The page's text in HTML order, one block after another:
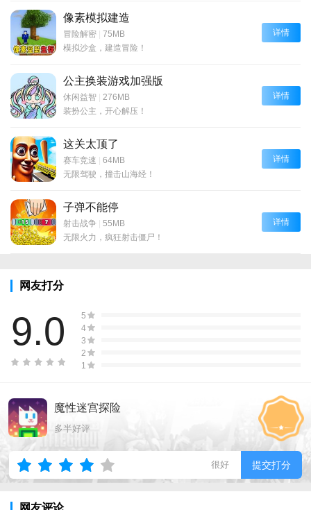
像素模拟建造
冒险解密 | 75MB
模拟沙盒，建造冒险！
详情
公主换装游戏加强版
休闲益智 | 276MB
装扮公主，开心解压！
详情
这关太顶了
赛车竞速 | 64MB
无限驾驶，撞击山海经！
详情
子弹不能停
射击战争 | 55MB
无限火力，疯狂射击僵尸！
详情
网友打分
9.0
5
4
3
2
1
魔性迷宫探险
多半好评
很好 提交打分
网友评论